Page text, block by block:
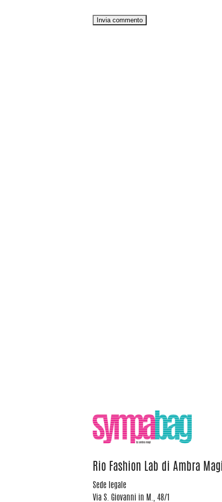
Rio Fashion Lab di Ambra
Sede legale
Via S. Giovanni in M., 48/1